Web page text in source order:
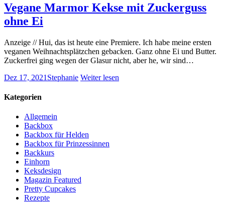
Vegane Marmor Kekse mit Zuckerguss
ohne Ei
Anzeige // Hui, das ist heute eine Premiere. Ich habe meine ersten
veganen Weihnachtsplätzchen gebacken. Ganz ohne Ei und Butter.
Zuckerfrei ging wegen der Glasur nicht, aber he, wir sind…
Dez 17, 2021 Stephanie Weiter lesen
Kategorien
Allgemein
Backbox
Backbox für Helden
Backbox für Prinzessinnen
Backkurs
Einhorn
Keksdesign
Magazin Featured
Pretty Cupcakes
Rezepte